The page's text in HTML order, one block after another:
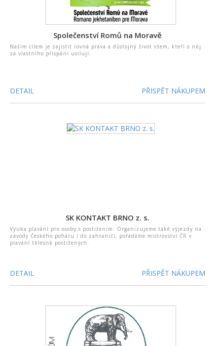
Společenství Romů na Moravě
Naším cílem je zajistit rovná práva a důstojný život všem, kteří o něj
za vlastního přispění usilují.
DETAIL PŘISPĚT NÁKUPEM
SK KONTAKT BRNO z. s.
Výuka plavání pro osoby s postižením. Organizujeme také výjezdy na
závody Českého poháru i do zahraničí, pořádáme mistrovství ČR v
plavání tělesně postižených.
DETAIL PŘISPĚT NÁKUPEM